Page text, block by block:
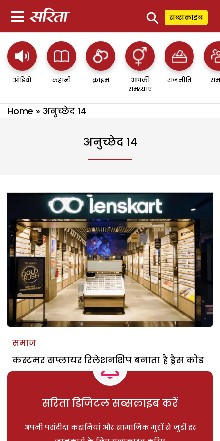
⚲ सब्सक्राइब
ऑडियो कहानी क्राइम
आपकी
समस्याएं
राजनीति
Home » अनुच्छेद 14
अनुच्छेद 14
समाज
कस्टमर सप्लायर रिलेशनशिप बनाता है ड्रैस कोड
सरिता डिजिटल सब्सक्राइब करें
अपनी पसंदीदा कहानियां और सामाजिक मुद्दों से जुड़ी हर